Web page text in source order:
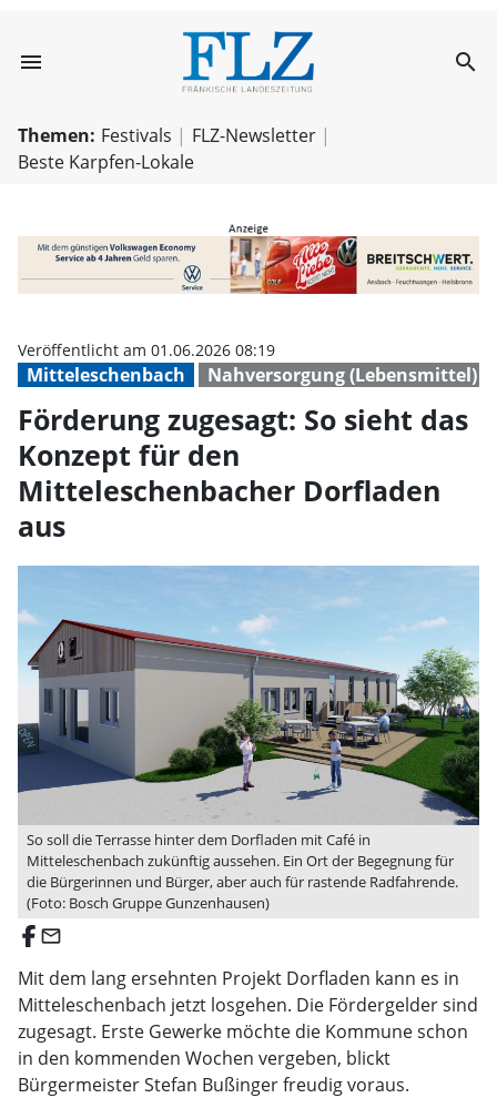
menu Förderung search
Themen: Festivals
FLZ-Newsletter
Beste Karpfen-Lokale
Mitteleschenbach Nahversorgung (Lebensmittel)
Veröffentlicht am 01.06.2026 08:19
Förderung zugesagt: So sieht das
Konzept für den
Mitteleschenbacher Dorfladen
aus
So soll die Terrasse hinter dem Dorfladen mit Café in
Mitteleschenbach zukünftig aussehen. Ein Ort der Begegnung für
die Bürgerinnen und Bürger, aber auch für rastende Radfahrende.
(Foto: Bosch Gruppe Gunzenhausen)
email
Mit dem lang ersehnten Projekt Dorfladen kann es in
Mitteleschenbach jetzt losgehen. Die Fördergelder sind
zugesagt. Erste Gewerke möchte die Kommune schon
in den kommenden Wochen vergeben, blickt
Bürgermeister Stefan Bußinger freudig voraus.